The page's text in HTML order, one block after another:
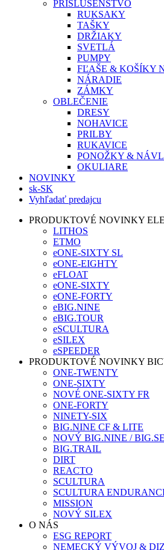
PRÍSLUŠENSTVO
RUKSAKY
TAŠKY
DRŽIAKY
SVETLÁ
PUMPY
FĽAŠE & KOŠÍKY
NÁRADIE
ZÁMKY
OBLEČENIE
DRESY
NOHAVICE
PRILBY
RUKAVICE
PONOŽKY &
OKULIARE
NOVINKY
sk-SK
Vyhľadať predajcu
PRODUKTOVÉ NOVINKY
LITHOS
ETMO
eONE-SIXTY SL
eONE-EIGHTY
eFLOAT
eONE-SIXTY
eONE-FORTY
eBIG.NINE
eBIG.TOUR
eSCULTURA
eSILEX
eSPEEDER
PRODUKTOVÉ NOVINKY
ONE-TWENTY
ONE-SIXTY
NOVÉ ONE-SIXTY FR
ONE-FORTY
NINETY-SIX
BIG.NINE CF & LITE
NOVÝ BIG.NINE /
BIG.TRAIL
DIRT
REACTO
SCULTURA
SCULTURA
MISSION
NOVÝ SILEX
O NÁS
ESG REPORT
NEMECKÝ VÝVOJ &